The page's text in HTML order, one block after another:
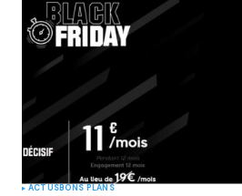
ACTUSBONS PLANS